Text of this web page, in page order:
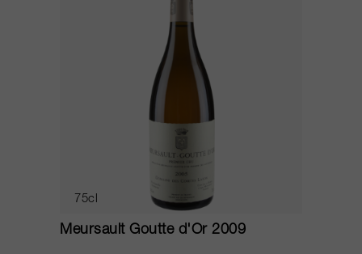
75cl
Meursault Goutte d'Or 2009